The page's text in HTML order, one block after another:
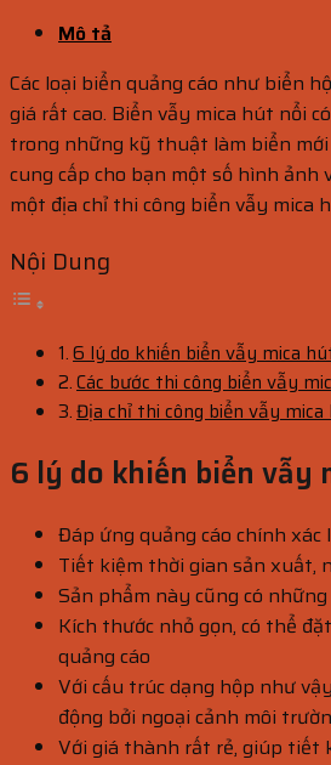
Mô tả
Các loại biển quảng cáo như biển
giá rất cao. Biển vẫy mica hút nổi
trong những kỹ thuật làm biển mới
cung cấp cho bạn một số hình
một địa chỉ thi công biển vẫy
Nội Dung
6 lý do khiến biển vẫy mica
Các bước thi công biển vẫy
Địa chỉ thi công biển vẫy
6 lý do khiến biển vẫy
Đáp ứng quảng cáo chính xác
Tiết kiệm thời gian sản xuất,
Sản phẩm này cũng có
Kích thước nhỏ gọn, có thể
quảng cáo
Với cấu trúc dạng hộp như
động bởi ngoại cảnh môi
Với giá thành rất rẻ, giúp tiết